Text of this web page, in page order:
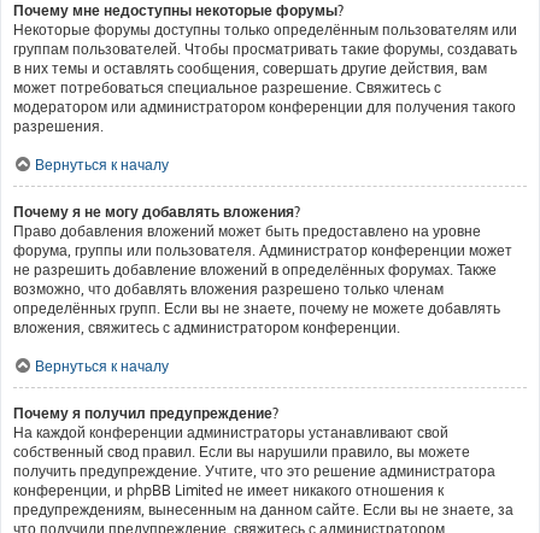
Почему мне недоступны некоторые форумы?
Некоторые форумы доступны только определённым пользователям или
группам пользователей. Чтобы просматривать такие форумы, создавать
в них темы и оставлять сообщения, совершать другие действия, вам
может потребоваться специальное разрешение. Свяжитесь с
модератором или администратором конференции для получения такого
разрешения.
Вернуться к началу
Почему я не могу добавлять вложения?
Право добавления вложений может быть предоставлено на уровне
форума, группы или пользователя. Администратор конференции может
не разрешить добавление вложений в определённых форумах. Также
возможно, что добавлять вложения разрешено только членам
определённых групп. Если вы не знаете, почему не можете добавлять
вложения, свяжитесь с администратором конференции.
Вернуться к началу
Почему я получил предупреждение?
На каждой конференции администраторы устанавливают свой
собственный свод правил. Если вы нарушили правило, вы можете
получить предупреждение. Учтите, что это решение администратора
конференции, и phpBB Limited не имеет никакого отношения к
предупреждениям, вынесенным на данном сайте. Если вы не знаете, за
что получили предупреждение, свяжитесь с администратором